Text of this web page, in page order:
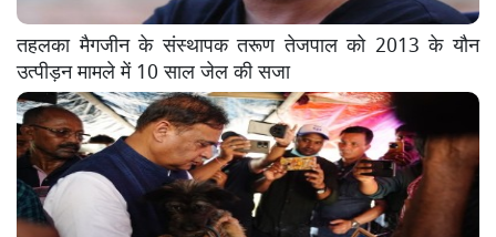
तहलका मैगजीन के संस्थापक तरूण तेजपाल को 2013 के यौन
उत्पीड़न मामले में 10 साल जेल की सजा